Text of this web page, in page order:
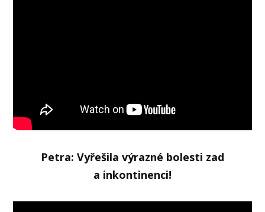
Petra: Vyřešila výrazné bolesti zad
a inkontinenci!